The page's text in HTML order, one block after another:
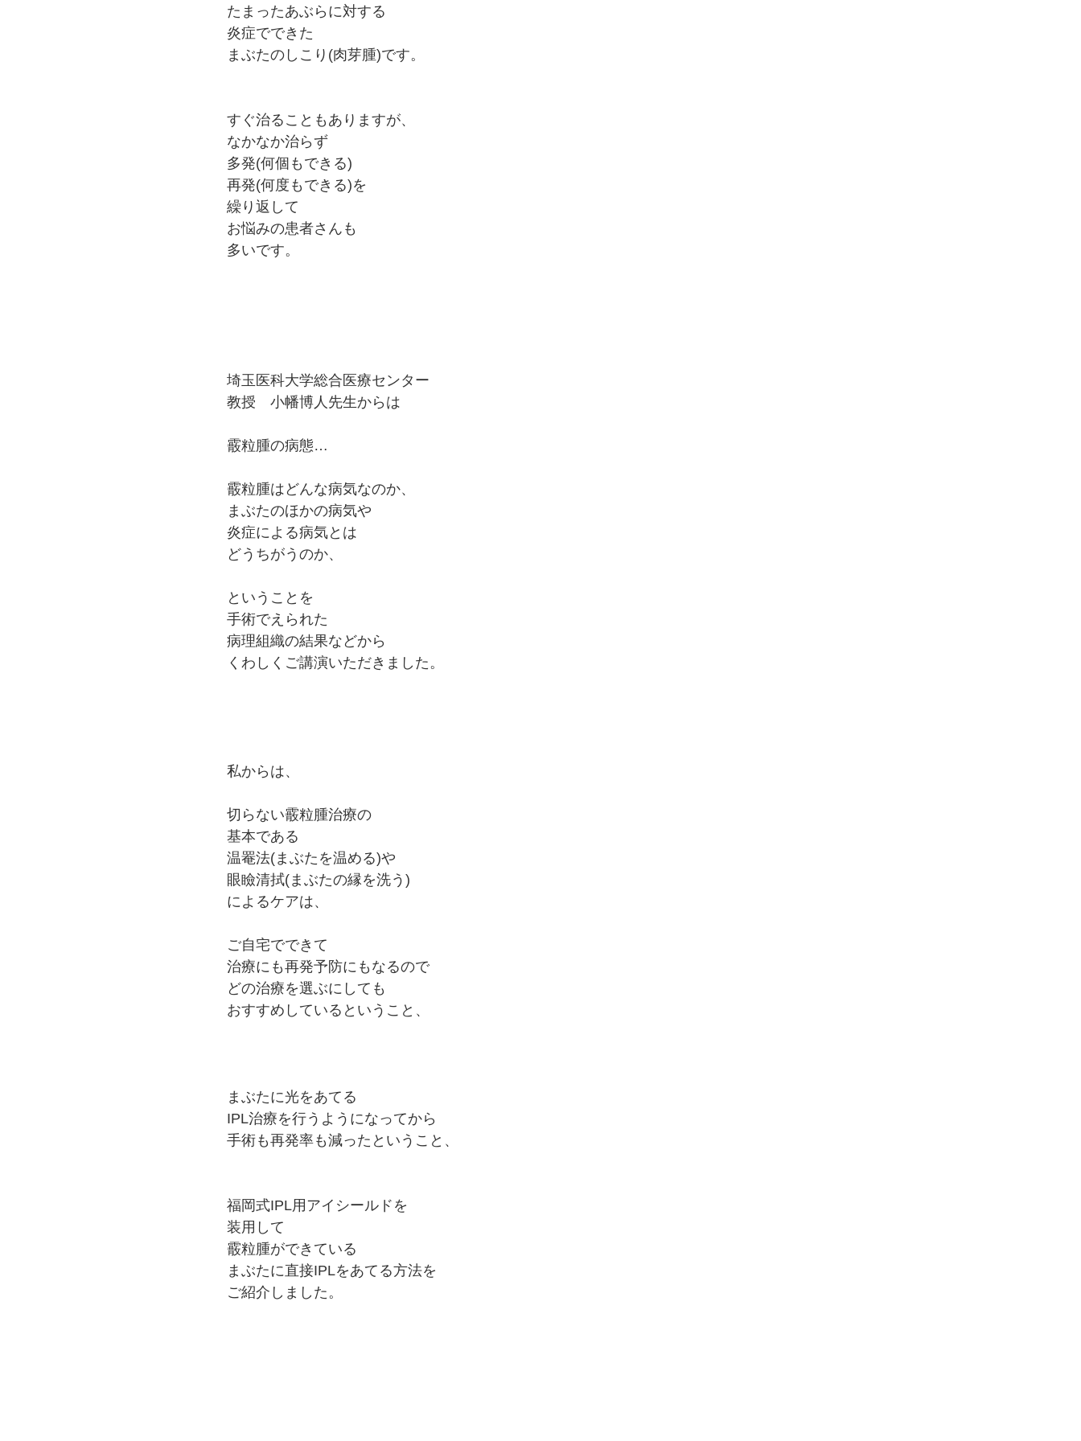
たまったあぶらに対する
炎症でできた
まぶたのしこり(肉芽腫)です。
すぐ治ることもありますが、
なかなか治らず
多発(何個もできる)
再発(何度もできる)を
繰り返して
お悩みの患者さんも
多いです。
埼玉医科大学総合医療センター
教授　小幡博人先生からは
霰粒腫の病態…
霰粒腫はどんな病気なのか、
まぶたのほかの病気や
炎症による病気とは
どうちがうのか、
ということを
手術でえられた
病理組織の結果などから
くわしくご講演いただきました。
私からは、
切らない霰粒腫治療の
基本である
温罨法(まぶたを温める)や
眼瞼清拭(まぶたの縁を洗う)
によるケアは、
ご自宅でできて
治療にも再発予防にもなるので
どの治療を選ぶにしても
おすすめしているということ、
まぶたに光をあてる
IPL治療を行うようになってから
手術も再発率も減ったということ、
福岡式IPL用アイシールドを
装用して
霰粒腫ができている
まぶたに直接IPLをあてる方法を
ご紹介しました。